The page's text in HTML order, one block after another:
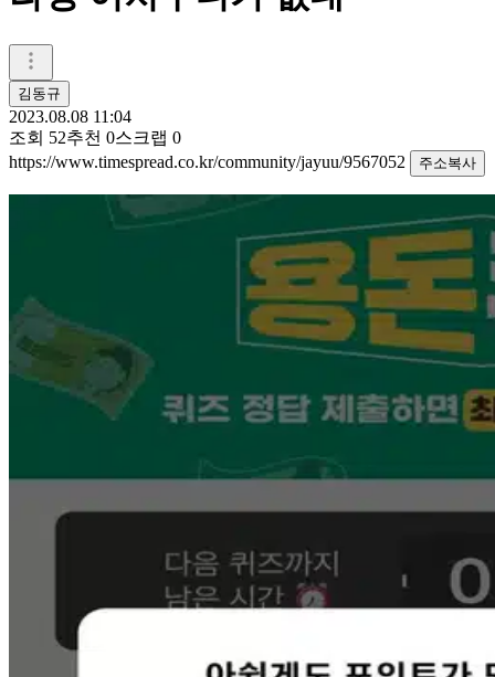
김동규
2023.08.08 11:04
조회 52추천 0스크랩 0
https://www.timespread.co.kr/community/jayuu/9567052
주소복사